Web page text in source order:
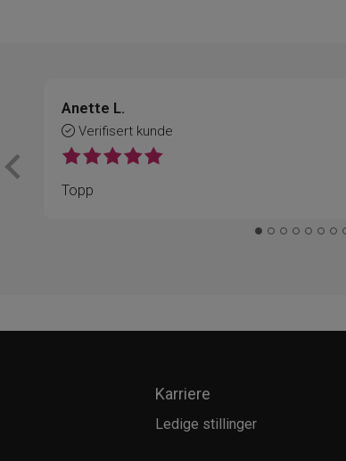
Anette L.
Verifisert kunde
Topp
Karriere
Ledige stillinger